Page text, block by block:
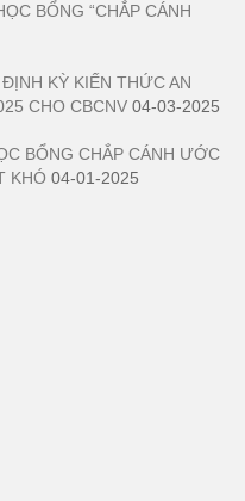
BỔNG “CHẮP CÁNH
KỲ KIẾN THỨC AN
CHO CBCNV 04-03-2025
BỔNG CHẮP CÁNH ƯỚC
KHÓ 04-01-2025